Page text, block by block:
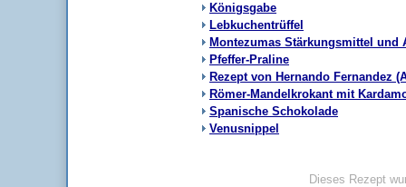
Königsgabe
Lebkuchentrüffel
Montezumas Stärkungsmittel und
Pfeffer-Praline
Rezept von Hernando Fernandez
Römer-Mandelkrokant mit
Spanische Schokolade
Venusnippel
Dieses Rezept